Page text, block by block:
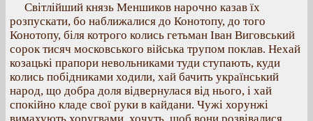
Світлійший князь Меншиков нарочно казав їх
розпускати, бо наближалися до Конотопу, до того
Конотопу, біля котрого колись гетьман Іван Виговський
сорок тисяч московського війська трупом поклав. Нехай
козацькі прапори невольниками туди ступають, куди
колись побідниками ходили, хай бачить український
народ, що добра доля відвернулася від нього, і хай
спокійно кладе свої руки в кайдани. Чужі хорунжі